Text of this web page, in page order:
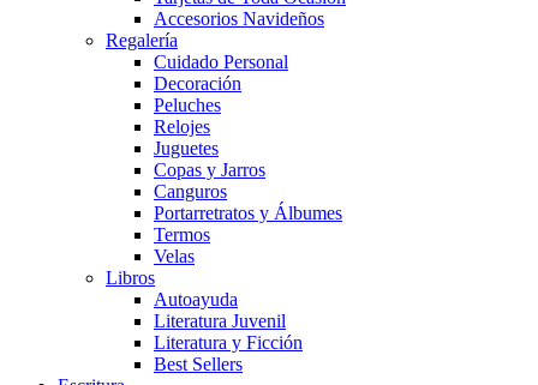
Accesorios Navideños
Regalería
Cuidado Personal
Decoración
Peluches
Relojes
Juguetes
Copas y Jarros
Canguros
Portarretratos y Álbumes
Termos
Velas
Libros
Autoayuda
Literatura Juvenil
Literatura y Ficción
Best Sellers